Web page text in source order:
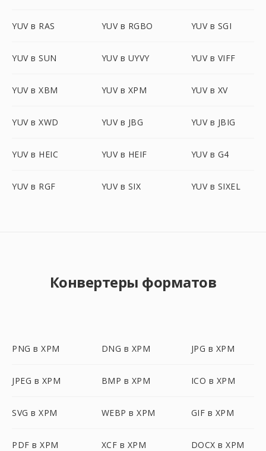
YUV в RAS YUV в RGBO YUV в SGI
YUV в SUN YUV в UYVY YUV в VIFF
YUV в XBM YUV в XPM YUV в XV
YUV в XWD YUV в JBG YUV в JBIG
YUV в HEIC YUV в HEIF YUV в G4
YUV в RGF YUV в SIX YUV в SIXEL
Конвертеры форматов
PNG в XPM DNG в XPM JPG в XPM
JPEG в XPM BMP в XPM ICO в XPM
SVG в XPM WEBP в XPM GIF в XPM
PDF в XPM XCF в XPM DOCX в XPM